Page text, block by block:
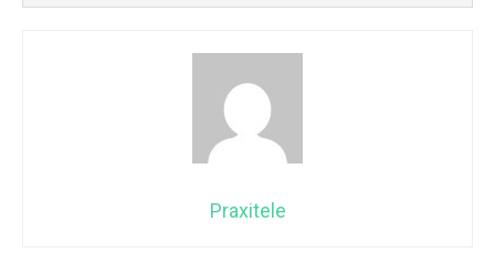
Praxitele